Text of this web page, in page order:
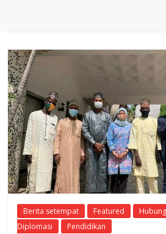
Berita setempat Featured
Diplomasi
Pendidikan